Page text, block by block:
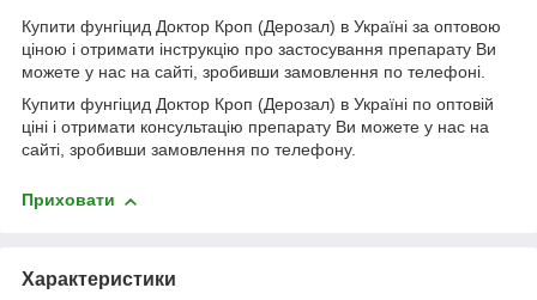
Купити фунгіцид Доктор Кроп (Дерозал) в Україні за оптовою
ціною і отримати інструкцію про застосування препарату Ви
можете у нас на сайті, зробивши замовлення по телефоні.
Купити фунгіцид Доктор Кроп (Дерозал) в Україні по оптовій
ціні і отримати консультацію препарату Ви можете у нас на
сайті, зробивши замовлення по телефону.
Приховати
Характеристики